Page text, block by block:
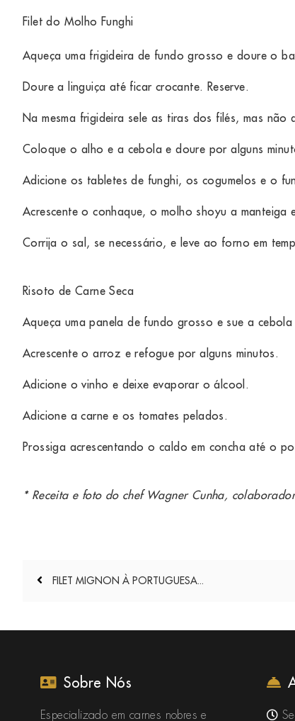
Filet do Molho Funghi
Aqueça uma frigideira de fundo grosso e doure o
Doure a linguiça até ficar crocante. Reserve.
Na mesma frigideira sele as tiras dos filés, mas não
Coloque o alho e a cebola e doure por alguns
Adicione os tabletes de funghi, os cogumelos e o
Acrescente o conhaque, o molho shoyu a manteiga
Corrija o sal, se necessário, e leve ao forno em
Risoto de Carne Seca
Aqueça uma panela de fundo grosso e sue a
Acrescente o arroz e refogue por alguns minutos.
Adicione o vinho e deixe evaporar o álcool.
Adicione a carne e os tomates pelados.
Prossiga acrescentando o caldo em concha até o
* Receita e foto do chef Wagner Cunha,
FILET MIGNON À PORTUGUESA...
Sobre Nós
Especializado em carnes nobres e